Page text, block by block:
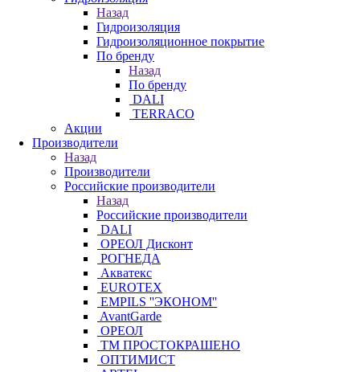
Назад
Гидроизоляция
Гидроизоляционное покрытие
По бренду
Назад
По бренду
DALI
TERRACO
Акции
Производители
Назад
Производители
Российские производители
Назад
Российские производители
DALI
ОРЕОЛ Дисконт
РОГНЕДА
Акватекс
EUROTEX
EMPILS ''ЭКОНОМ''
AvantGarde
ОРЕОЛ
ТМ ПРОСТОКРАШЕНО
ОПТИМИСТ